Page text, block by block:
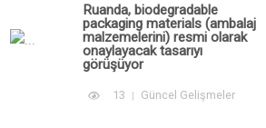
Ruanda, biodegradable
packaging materials (ambalaj
malzemelerini) resmi olarak
onaylayacak tasarıyı
görüşüyor
13 Güncel Gelişmeler